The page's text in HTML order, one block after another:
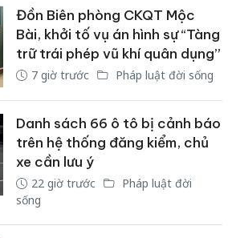
Đồn Biên phòng CKQT Mộc
Bài, khởi tố vụ án hình sự “Tàng
trữ trái phép vũ khí quân dụng”
7 giờ trước Pháp luật đời sống
Danh sách 66 ô tô bị cảnh báo
trên hệ thống đăng kiểm, chủ
xe cần lưu ý
22 giờ trước
Pháp luật đời
sống